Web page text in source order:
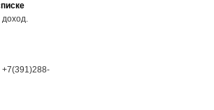
+7(391)288-